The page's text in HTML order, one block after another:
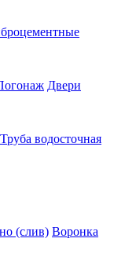
Двери
Труба водосточная
(слив) Воронка